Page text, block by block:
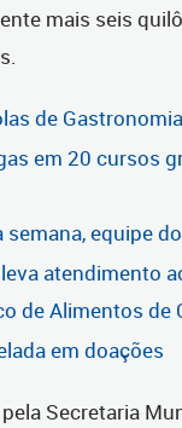
mais seis
de
em 20 cursos
semana, equipe
atendimento
de Alimentos de
em doações
Secretaria